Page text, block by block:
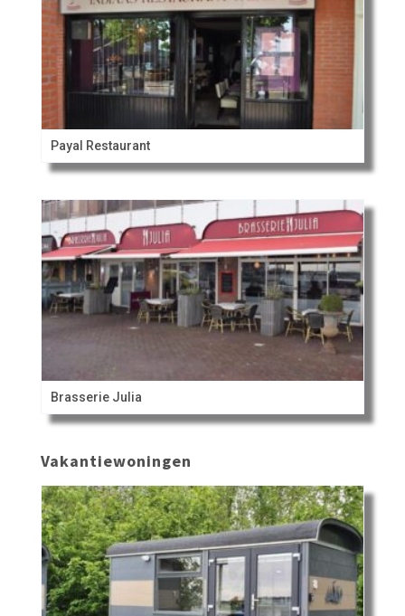
Payal Restaurant
Brasserie Julia
Vakantiewoningen